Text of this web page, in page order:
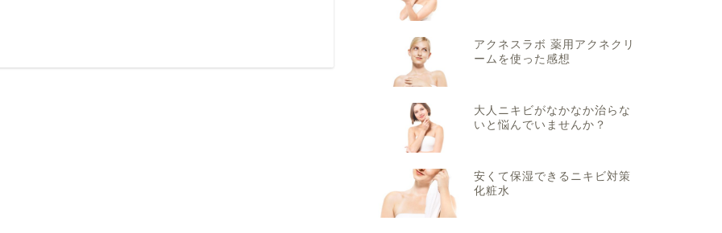
アクネスラボ 薬用アクネクリ
ームを使った感想
大人ニキビがなかなか治らな
いと悩んでいませんか？
安くて保湿できるニキビ対策
化粧水